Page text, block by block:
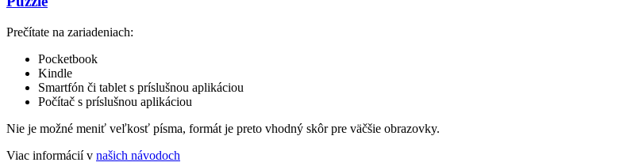
Prečítate na zariadeniach:
Pocketbook
Kindle
Smartfón či tablet s príslušnou aplikáciou
Počítač s príslušnou aplikáciou
Nie je možné meniť veľkosť písma, formát je preto vhodný skôr pre väčšie obrazovky.
Viac informácií v našich návodoch